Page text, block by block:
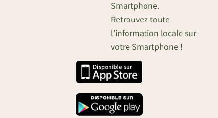
Smartphone.
Retrouvez toute
l’information locale sur
votre Smartphone !